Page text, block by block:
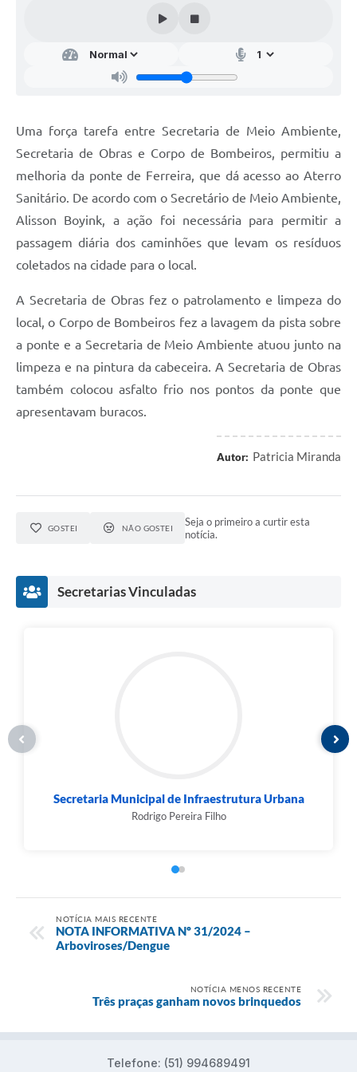
Contas Públicas
Links
Serviços Online
Telefones Úteis
Notícias
Contato
Uma força tarefa entre Secretaria de Meio Ambiente,
Secretaria de Obras e Corpo de Bombeiros, permitiu a
melhoria da ponte de Ferreira, que dá acesso ao Aterro
Sanitário. De acordo com o Secretário de Meio Ambiente,
Alisson Boyink, a ação foi necessária para permitir a
passagem diária dos caminhões que levam os resíduos
coletados na cidade para o local.
A Secretaria de Obras fez o patrolamento e limpeza do
local, o Corpo de Bombeiros fez a lavagem da pista sobre
a ponte e a Secretaria de Meio Ambiente atuou junto na
limpeza e na pintura da cabeceira. A Secretaria de Obras
também colocou asfalto frio nos pontos da ponte que
apresentavam buracos.
Autor: Patricia Miranda
GOSTEI NÃO GOSTEI
Seja o primeiro a curtir esta
notícia.
Secretarias Vinculadas
Secretaria Municipal de Infraestrutura Urbana
Rodrigo Pereira Filho
NOTÍCIA MAIS RECENTE
NOTA INFORMATIVA Nº 31/2024 –
Arboviroses/Dengue
NOTÍCIA MENOS RECENTE
Três praças ganham novos brinquedos
Telefone: (51) 994689491